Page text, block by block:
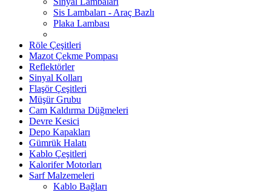
Sis Lambaları - Araç Bazlı
Plaka Lambası
Röle Çeşitleri
Mazot Çekme Pompası
Reflektörler
Sinyal Kolları
Flaşör Çeşitleri
Müşür Grubu
Cam Kaldırma Düğmeleri
Devre Kesici
Depo Kapakları
Gümrük Halatı
Kablo Çeşitleri
Kalorifer Motorları
Sarf Malzemeleri
Kablo Bağları